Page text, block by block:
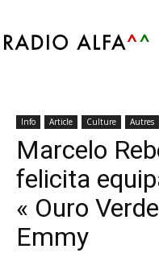
Info Article Culture Autres
Marcelo
felicita
« Ouro
Emmy